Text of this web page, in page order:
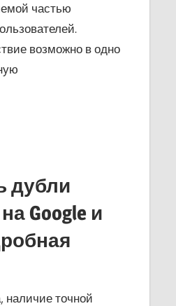
частью
возможно в одно
дубли
Google и
наличие точной